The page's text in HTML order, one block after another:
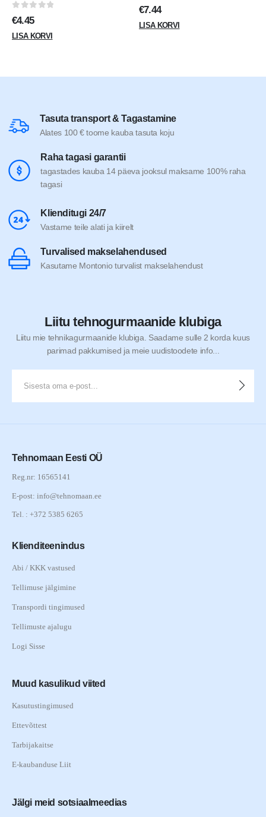
0 out of 5
€4.45
LISA KORVI
0out of 5
€7.44
LISA KORVI
Tasuta transport & Tagastamine
Alates 100 € toome kauba tasuta koju
Raha tagasi garantii
tagastades kauba 14 päeva jooksul maksame 100% raha
tagasi
Klienditugi 24/7
Vastame teile alati ja kiirelt
Turvalised makselahendused
Kasutame Montonio turvalist makselahendust
Liitu tehnogurmaanide klubiga
Liitu mie tehnikagurmaanide klubiga. Saadame sulle 2 korda kuus
parimad pakkumised ja meie uudistoodete info...
Tehnomaan Eesti OÜ
Reg.nr: 16565141
E-post: info@tehnomaan.ee
Tel. : +372 5385 6265
Klienditeenindus
Abi / KKK vastused
Tellimuse jälgimine
Transpordi tingimused
Tellimuste ajalugu
Logi Sisse
Muud kasulikud viited
Kasutustingimused
Ettevõttest
Tarbijakaitse
E-kaubanduse Liit
Jälgi meid sotsiaalmeedias